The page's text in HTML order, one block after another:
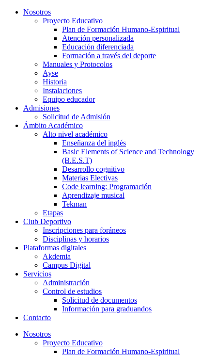
Nosotros
Proyecto Educativo
Plan de Formación Humano-Espiritual
Atención personalizada
Educación diferenciada
Formación a través del deporte
Manuales y Protocolos
Ayse
Historia
Instalaciones
Equipo educador
Admisiones
Solicitud de Admisión
Ámbito Académico
Alto nivel académico
Enseñanza del inglés
Basic Elements of Science and Technology
(B.E.S.T)
Desarrollo cognitivo
Materias Electivas
Code learning: Programación
Aprendizaje musical
Tekman
Etapas
Club Deportivo
Inscripciones para foráneos
Disciplinas y horarios
Plataformas digitales
Akdemia
Campus Digital
Servicios
Administración
Control de estudios
Solicitud de documentos
Información para graduandos
Contacto
Nosotros
Proyecto Educativo
Plan de Formación Humano-Espiritual